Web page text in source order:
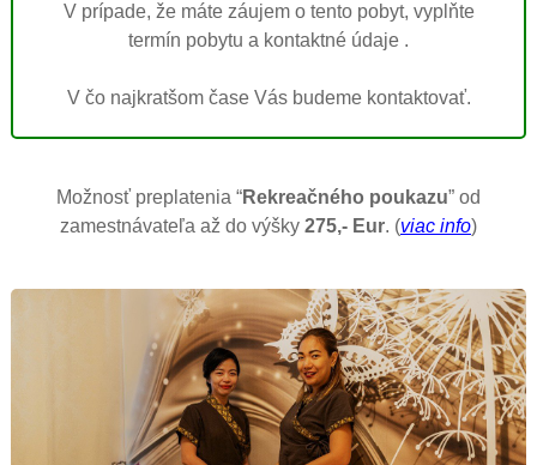
V prípade, že máte záujem o tento pobyt, vyplňte
termín pobytu a kontaktné údaje .
V čo najkratšom čase Vás budeme kontaktovať.
Možnosť preplatenia “Rekreačného poukazu” od
zamestnávateľa až do výšky 275,- Eur. (viac info)